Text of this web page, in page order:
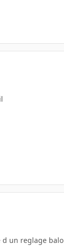
d un reglage balo